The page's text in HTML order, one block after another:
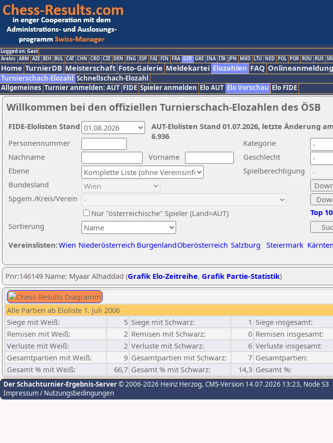
Logged on: Gast
Arabic ARM AZE BIH BUL CAT CHN CRO CZE DEN ENG ESP FAI FIN FRA GER GRE INA ITA JPN MKD LTU NED POL POR ROU RUS
Home TurnierDB Meisterschaft Foto-Galerie Meldekartei Elozahlen FAQ Onlineanmeldung
Turnierschach-Elozahl Schnellschach-Elozahl
Allgemeines Turnier anmelden: AUT FIDE Spieler anmelden Elo AUT Elo Vorschau Elo FIDE
Willkommen bei den offiziellen Turnierschach-Elozahlen des ÖSB
Nachname
Vorname
Ebene
Kategorie
Sortierung
Personennummer
Bundesland
Spgem./Kreis/Verein
Geschlecht
Nur "österreichische" Spieler (Land=AUT)
Spielberechtigung
Vereinslisten:Wien Niederösterreich BurgenlandOberösterreich Salzburg Steiermark Kärnten
Top
AUT-Elolisten Stand 01.07.2026, letzte Änderung
6.936
FIDE-Elolisten Stand
Pnr:146149 Name: Myaar Alhaddad (Grafik Elo-Zeitreihe, Grafik Partie-Statistik)
Alle Partien ab Eloliste 1. Juli 2006
Siege mit Weiß:
5 Siege mit Schwarz: 1 Siege insgesamt:
Remisen mit Weiß:
2 Remisen mit Schwarz: 0 Remisen insgesamt:
Verluste mit Weiß:
2 Verluste mit Schwarz: 6 Verluste insgesamt:
Gesamtpartien mit Weiß:
9 Gesamtpartien mit Schwarz: 7 Gesamtpartien:
Gesamt % mit Weiß:
66,7 Gesamt % mit Schwarz: 14,3 Gesamt %:
Der Schachturnier-Ergebnis-Server© 2006-2026 Heinz Herzog, CMS-Version 14.07.2026 13:23, Node S3
Impressum / Nutzungsbedingungen